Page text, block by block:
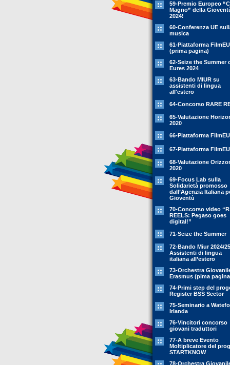
59-Premio Europeo
Magno” della
2024!
60-Conferenza UE
musica
61-Piattaforma FilmEU
(prima pagina)
62-Seize the Summer
Eures 2024
63-Bando MIUR su
assistenti di lingua
all'estero
64-Concorso RARE
65-Valutazione
2020
66-Piattaforma FilmEU
67-Piattaforma FilmEU
68-Valutazione
2020
69-Focus Lab sulla
Solidarietà promosso
dall’Agenzia Italiana
Gioventù
70-Concorso video
REELS: Pegaso goes
digital!”
71-Seize the Summer
72-Bando Miur 2024/
Assistenti di lingua
italiana all’estero
73-Orchestra
Erasmus (pima
74-Primi step del
Register BSS Sector
75-Seminario a
Irlanda
76-Vincitori concorso
giovani traduttori
77-A breve Evento
Moltiplicatore del
STARTKNOW
78-Orchestra